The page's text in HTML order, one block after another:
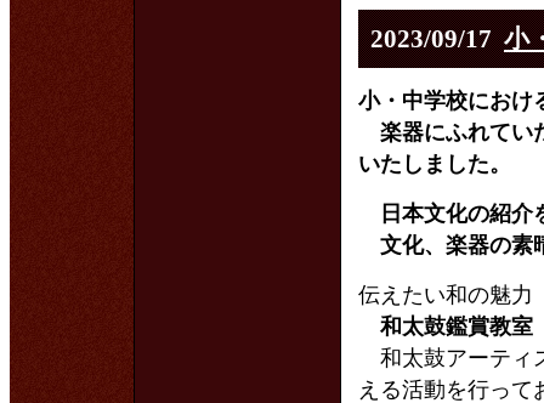
2023/09/17 小
小・中学校におけ
楽器にふれてい
いたしました。
日本文化の紹介
文化、楽器の素
伝えたい和の魅力
和太鼓鑑賞教室
和太鼓アーティ
える活動を行って